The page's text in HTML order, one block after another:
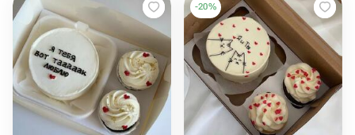
-20%